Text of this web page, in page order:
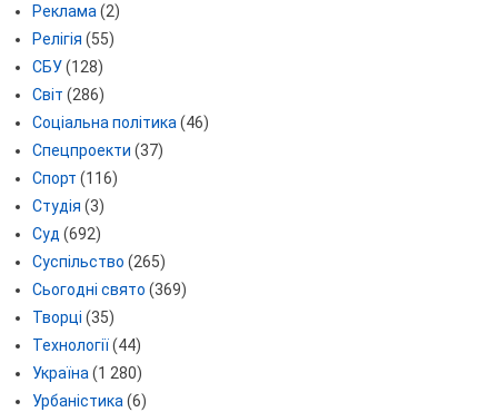
Реклама(2)
Релігія (55)
СБУ(128)
Світ (286)
Соціальна політика(46)
Спецпроекти (37)
Спорт (116)
Студія (3)
Суд (692)
Суспільство (265)
Сьогодні свято (369)
Творці (35)
Технології(44)
Україна(1 280)
Урбаністика(6)